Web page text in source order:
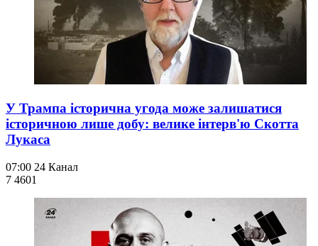
У Трампа історична угода може залишатися
історичною лише добу: велике інтерв'ю Скотта
Лукаса
07:00 24 Канал
7 4601